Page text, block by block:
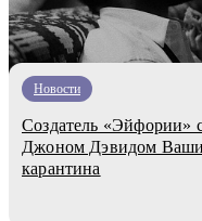
Новости
Создатель «Эйфории»
Джоном Дэвидом
карантина